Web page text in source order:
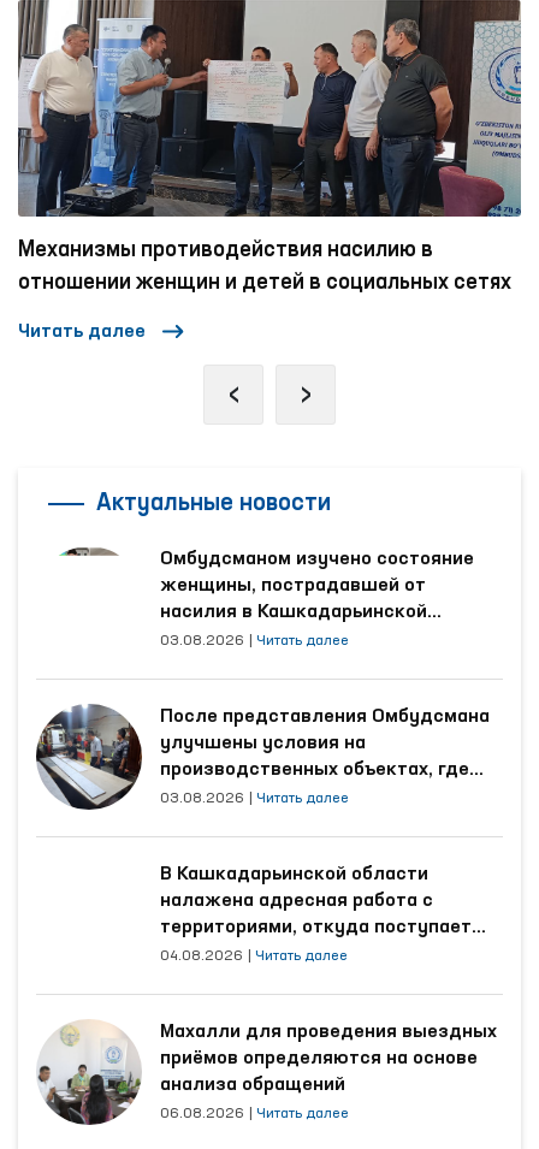
Один день Омбудсмана
Читать далее
‹ ›
Актуальные новости
Омбудсманом изучено состояние
женщины, пострадавшей от
насилия в Кашкадарьинской
области
03.08.2026 Читать далее
После представления Омбудсмана
улучшены условия на
производственных объектах, где
трудятся осуждённые
03.08.2026 Читать далее
В Кашкадарьинской области
налажена адресная работа с
территориями, откуда поступает
наибольшее количество обращений
04.08.2026 Читать далее
Махалли для проведения выездных
приёмов определяются на основе
анализа обращений
06.08.2026 Читать далее